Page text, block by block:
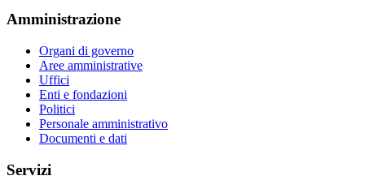
Amministrazione
Organi di governo
Aree amministrative
Uffici
Enti e fondazioni
Politici
Personale amministrativo
Documenti e dati
Servizi